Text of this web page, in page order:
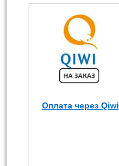
Оплата через Qiwi